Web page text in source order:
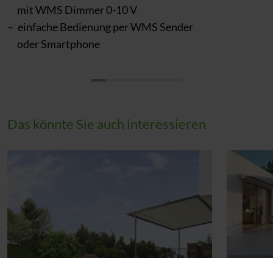
mit WMS Dimmer 0-10 V
einfache Bedienung per WMS Sender
oder Smartphone
Das könnte Sie auch interessieren